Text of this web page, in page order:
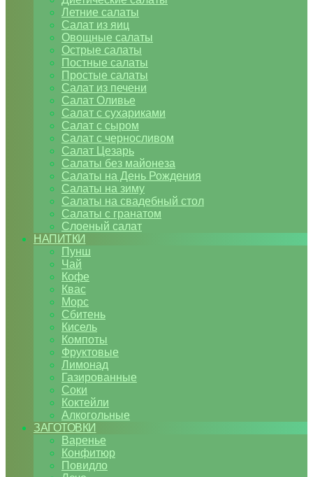
Летние салаты
Салат из яиц
Овощные салаты
Острые салаты
Постные салаты
Простые салаты
Салат из печени
Салат Оливье
Салат с сухариками
Салат с сыром
Салат с черносливом
Салат Цезарь
Салаты без майонеза
Салаты на День Рождения
Салаты на зиму
Салаты на свадебный стол
Салаты с гранатом
Слоеный салат
НАПИТКИ
Пунш
Чай
Кофе
Квас
Морс
Сбитень
Кисель
Компоты
Фруктовые
Лимонад
Газированные
Соки
Коктейли
Алкогольные
ЗАГОТОВКИ
Варенье
Конфитюр
Повидло